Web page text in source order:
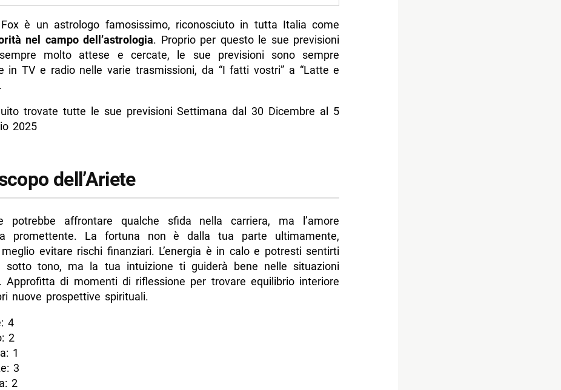
della Vergine
della Bilancia
dello Scorpione
del Capricorno
di più da Napolike.it
è un astrologo famosissimo, riconosciuto in tutta Italia come
nel campo dell’astrologia. Proprio per questo le sue previsioni
molto attese e cercate, le sue previsioni sono sempre
in TV e radio nelle varie trasmissioni, da “I fatti vostri” a “Latte e
trovate tutte le sue previsioni Settimana dal 30 Dicembre al 5
2025
dell’Ariete
potrebbe affrontare qualche sfida nella carriera, ma l’amore
promettente. La fortuna non è dalla tua parte ultimamente,
evitare rischi finanziari. L’energia è in calo e potresti sentirti
sotto tono, ma la tua intuizione ti guiderà bene nelle situazioni
Approfitta di momenti di riflessione per trovare equilibrio interiore
nuove prospettive spirituali.
4
2
1
3
2